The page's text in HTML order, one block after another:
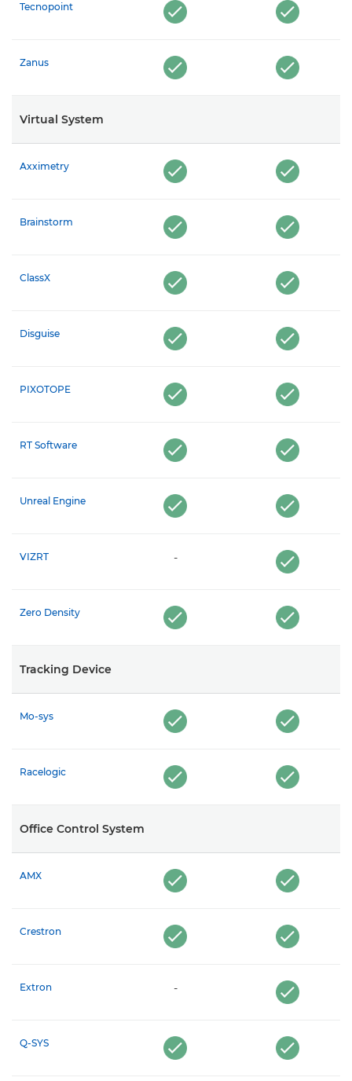
Tecnopoint
Zanus
Virtual System
Axximetry
Brainstorm
ClassX
Disguise
PIXOTOPE
RT Software
Unreal Engine
VIZRT -
Zero Density
Tracking Device
Mo-sys
Racelogic
Office Control System
AMX
Crestron
Extron -
Q-SYS